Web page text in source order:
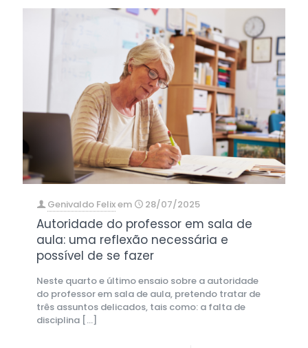
Genivaldo Felixem 28/07/2025
Autoridade do professor em sala de
aula: uma reflexão necessária e
possível de se fazer
Neste quarto e último ensaio sobre a autoridade
do professor em sala de aula, pretendo tratar de
três assuntos delicados, tais como: a falta de
disciplina […]